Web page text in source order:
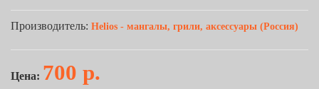
Производитель: Helios - мангалы, грили, аксессуары (Россия)
Цена: 700 р.